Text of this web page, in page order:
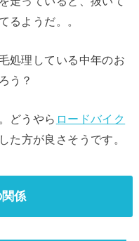
るようだ。。
処理している中年のお
う？
どうやら ロードバイク
た方が良さそうです。
係